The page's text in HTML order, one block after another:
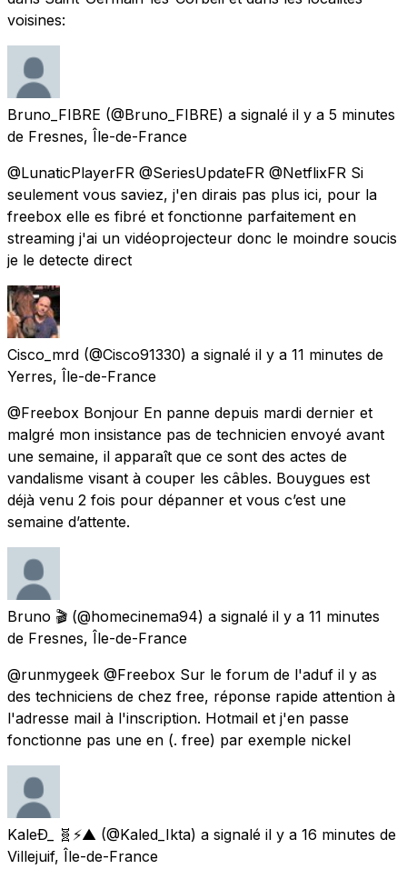
voisines:
Bruno_FIBRE (@Bruno_FIBRE) a signalé il y a 5 minutes
de Fresnes, Île-de-France
@LunaticPlayerFR @SeriesUpdateFR @NetflixFR Si
seulement vous saviez, j'en dirais pas plus ici, pour la
freebox elle es fibré et fonctionne parfaitement en
streaming j'ai un vidéoprojecteur donc le moindre soucis
je le detecte direct
Cisco_mrd (@Cisco91330) a signalé il y a 11 minutes de
Yerres, Île-de-France
@Freebox Bonjour En panne depuis mardi dernier et
malgré mon insistance pas de technicien envoyé avant
une semaine, il apparaît que ce sont des actes de
vandalisme visant à couper les câbles. Bouygues est
déjà venu 2 fois pour dépanner et vous c’est une
semaine d’attente.
Bruno 🎬 (@homecinema94) a signalé il y a 11 minutes
de Fresnes, Île-de-France
@runmygeek @Freebox Sur le forum de l'aduf il y as
des techniciens de chez free, réponse rapide attention à
l'adresse mail à l'inscription. Hotmail et j'en passe
fonctionne pas une en (. free) par exemple nickel
KaleÐ_ 🧬⚡▲ (@Kaled_Ikta) a signalé il y a 16 minutes de
Villejuif, Île-de-France